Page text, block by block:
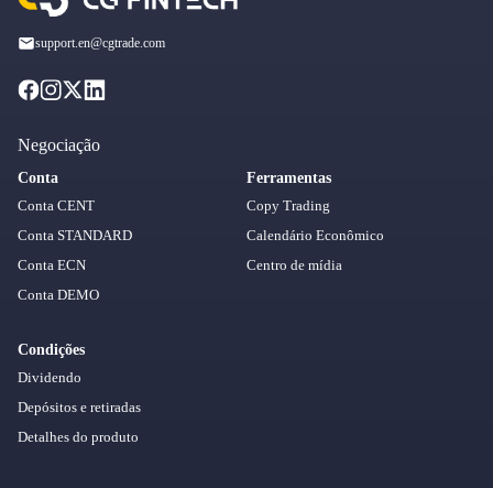
support.en@cgtrade.com
Negociação
Conta
Conta CENT
Conta STANDARD
Conta ECN
Conta DEMO
Condições
Dividendo
Depósitos e retiradas
Detalhes do produto
Ferramentas
Copy Trading
Calendário Econômico
Centro de mídia